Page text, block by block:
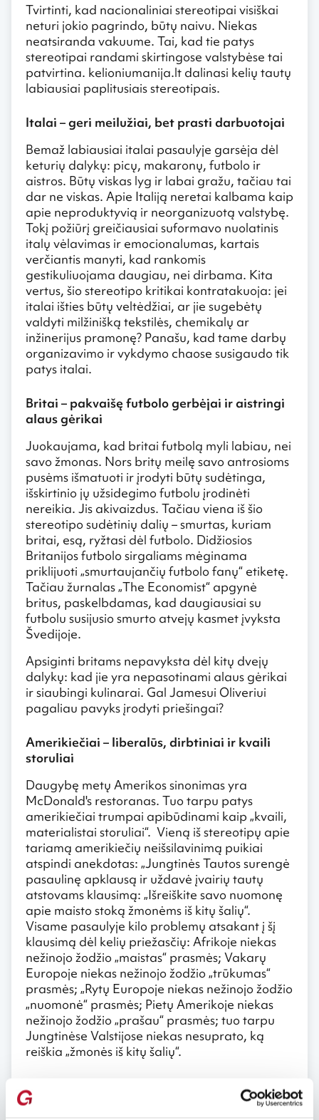
Tvirtinti, kad nacionaliniai stereotipai visiškai
neturi jokio pagrindo, būtų naivu. Niekas
neatsiranda vakuume. Tai, kad tie patys
stereotipai randami skirtingose valstybėse tai
patvirtina. kelioniumanija.lt dalinasi kelių tautų
labiausiai paplitusiais stereotipais.
Italai – geri meilužiai, bet prasti darbuotojai
Bemaž labiausiai italai pasaulyje garsėja dėl
keturių dalykų: picų, makaronų, futbolo ir
aistros. Būtų viskas lyg ir labai gražu, tačiau tai
dar ne viskas. Apie Italiją neretai kalbama kaip
apie neproduktyvią ir neorganizuotą valstybę.
Tokį požiūrį greičiausiai suformavo nuolatinis
italų vėlavimas ir emocionalumas, kartais
verčiantis manyti, kad rankomis
gestikuliuojama daugiau, nei dirbama. Kita
vertus, šio stereotipo kritikai kontratakuoja: jei
italai išties būtų veltėdžiai, ar jie sugebėtų
valdyti milžinišką tekstilės, chemikalų ar
inžinerijus pramonę? Panašu, kad tame darbų
organizavimo ir vykdymo chaose susigaudo tik
patys italai.
Britai – pakvaišę futbolo gerbėjai ir aistringi
alaus gėrikai
Juokaujama, kad britai futbolą myli labiau, nei
savo žmonas. Nors britų meilę savo antrosioms
pusėms išmatuoti ir įrodyti būtų sudėtinga,
išskirtinio jų užsidegimo futbolu įrodinėti
nereikia. Jis akivaizdus. Tačiau viena iš šio
stereotipo sudėtinių dalių – smurtas, kuriam
britai, esą, ryžtasi dėl futbolo. Didžiosios
Britanijos futbolo sirgaliams mėginama
priklijuoti „smurtaujančių futbolo fanų“ etiketę.
Tačiau žurnalas „The Economist“ apgynė
britus, paskelbdamas, kad daugiausiai su
futbolu susijusio smurto atvejų kasmet įvyksta
Švedijoje.
Apsiginti britams nepavyksta dėl kitų dvejų
dalykų: kad jie yra nepasotinami alaus gėrikai
ir siaubingi kulinarai. Gal Jamesui Oliveriui
pagaliau pavyks įrodyti priešingai?
Amerikiečiai – liberalūs, dirbtiniai ir kvaili
storuliai
Daugybę metų Amerikos sinonimas yra
McDonald's restoranas. Tuo tarpu patys
amerikiečiai trumpai apibūdinami kaip „kvaili,
materialistai storuliai“. Vieną iš stereotipų apie
tariamą amerikiečių neišsilavinimą puikiai
atspindi anekdotas: „Jungtinės Tautos surengė
pasaulinę apklausą ir uždavė įvairių tautų
atstovams klausimą: „Išreiškite savo nuomonę
apie maisto stoką žmonėms iš kitų šalių“.
Visame pasaulyje kilo problemų atsakant į šį
klausimą dėl kelių priežasčių: Afrikoje niekas
nežinojo žodžio „maistas“ prasmės; Vakarų
Europoje niekas nežinojo žodžio „trūkumas“
prasmės; „Rytų Europoje niekas nežinojo žodžio
„nuomonė“ prasmės; Pietų Amerikoje niekas
nežinojo žodžio „prašau“ prasmės; tuo tarpu
Jungtinėse Valstijose niekas nesuprato, ką
reiškia „žmonės iš kitų šalių“.
Ispanai – tinginiai
Šį ispanų stereotipą bemaž labiausiai nulėmė